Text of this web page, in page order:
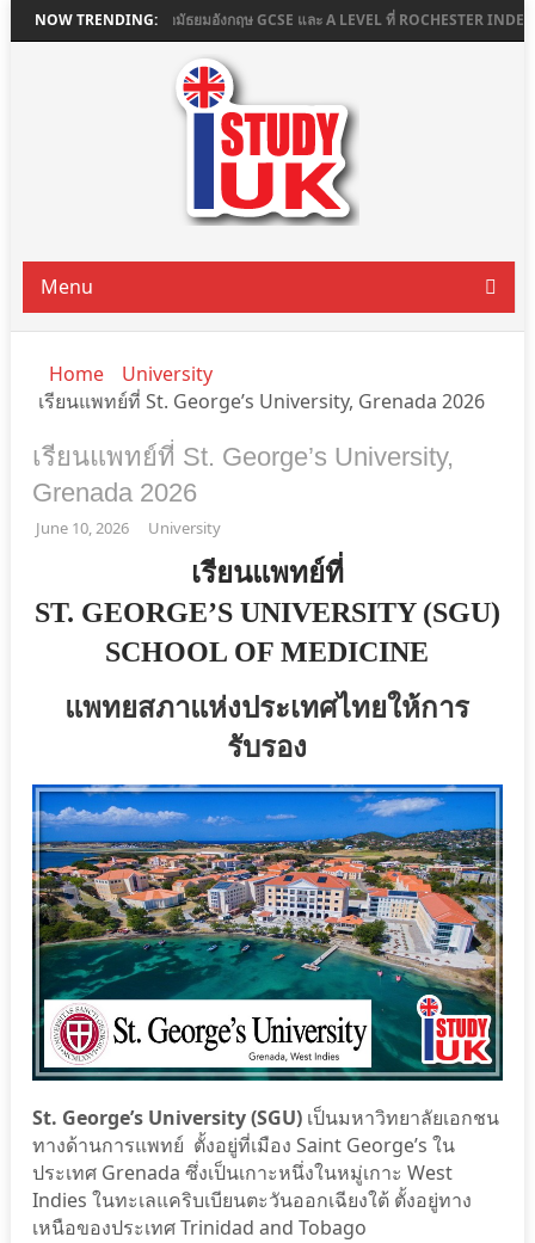
NOW TRENDING:
เรียนต่อมัธยมอังกฤษ GCSE และ A LEVEL ที่ ROCHESTER INDEPENDENT
Menu
Home
University
เรียนแพทย์ที่ St. George’s University, Grenada 2026
เรียนแพทย์ที่ St. George’s University,
Grenada 2026
June 10, 2026 University
เรียนแพทย์ที่
ST. GEORGE’S UNIVERSITY (SGU)
SCHOOL OF MEDICINE
แพทยสภาแห่งประเทศไทยให้การ
รับรอง
St. George’s University (SGU) เป็นมหาวิทยาลัยเอกชน
ทางด้านการแพทย์ ตั้งอยู่ที่เมือง Saint George’s ใน
ประเทศ Grenada ซึ่งเป็นเกาะหนึ่งในหมู่เกาะ West
Indies ในทะเลแคริบเบียนตะวันออกเฉียงใต้ ตั้งอยู่ทาง
เหนือของประเทศ Trinidad and Tobago